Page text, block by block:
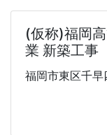
(仮称)福岡
業 新築工事
福岡市東区千